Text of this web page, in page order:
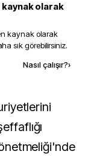
olarak
kaynak olarak
sık görebilirsiniz.
Nasıl çalışır?›